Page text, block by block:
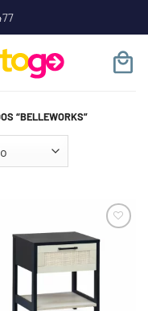
“BELLEWORKS”